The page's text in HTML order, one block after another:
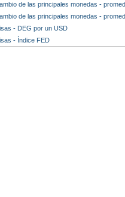
de las principales monedas -
de las principales monedas -
- DEG por un USD
- Índice FED